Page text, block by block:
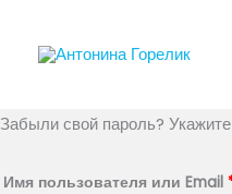
Забыли свой пароль?
Имя пользователя или Email